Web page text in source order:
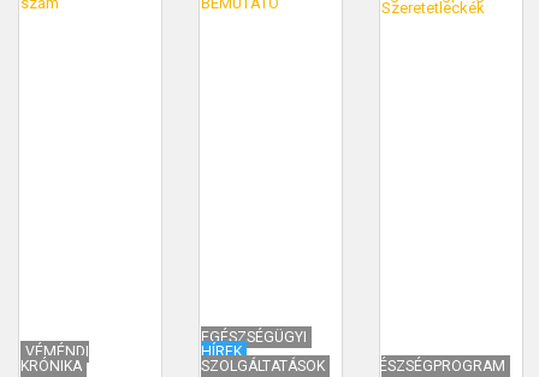
VÉMÉNDI
KRÓNIKA
EGÉSZSÉGÜGYI
HÍREK
SZOLGÁLTATÁSOK
EGÉSZSÉGPROGRAM